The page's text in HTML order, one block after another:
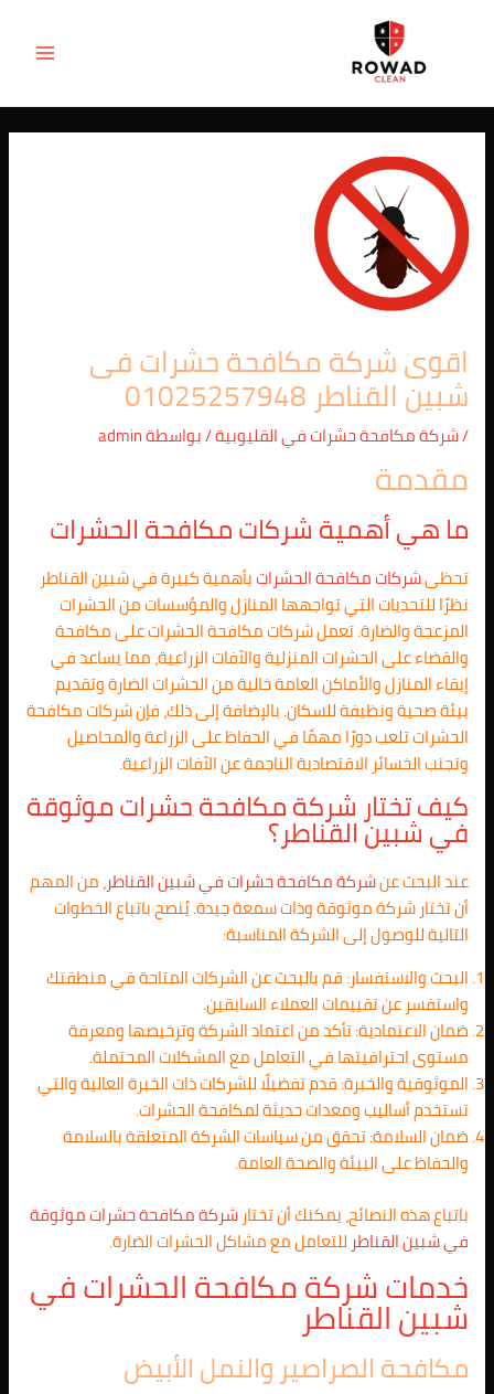
اقوى شركة مكافحة حشرات فى
شبين القناطر 01025257948
/شركة مكافحة حشرات في القليوبية/ بواسطةadmin
مقدمة
ما هي أهمية شركات مكافحة الحشرات
تحظىشركات مكافحة الحشراتبأهمية كبيرة في شبين القناطر
نظرًا للتحديات التي تواجهها المنازل والمؤسسات من الحشرات
المزعجة والضارة. تعمل شركات مكافحة الحشرات على مكافحة
والقضاء على الحشرات المنزلية والآفات الزراعية، مما يساعد في
إبقاء المنازل والأماكن العامة خالية من الحشرات الضارة وتقديم
بيئة صحية ونظيفة للسكان. بالإضافة إلى ذلك، فإن شركات مكافحة
الحشرات تلعب دورًا مهمًا في الحفاظ على الزراعة والمحاصيل
وتجنب الخسائر الاقتصادية الناجمة عن الآفات الزراعية.
كيف تختار شركة مكافحة حشرات موثوقة
في شبين القناطر؟
عند البحث عنشركة مكافحة حشرات في شبين القناطر، من المهم
أن تختار شركة موثوقة وذات سمعة جيدة. يُنصح باتباع الخطوات
التالية للوصول إلى الشركة المناسبة:
البحث والاستفسار: قم بالبحث عن الشركات المتاحة في منطقتك
واستفسر عن تقييمات العملاء السابقين.
ضمان الاعتمادية: تأكد من اعتماد الشركة وترخيصها ومعرفة
مستوى احترافيتها في التعامل مع المشكلات المحتملة.
الموثوقية والخبرة: قدم تفضيلًا للشركات ذات الخبرة العالية والتي
تستخدم أساليب ومعدات حديثة لمكافحة الحشرات.
ضمان السلامة: تحقق من سياسات الشركة المتعلقة بالسلامة
والحفاظ على البيئة والصحة العامة.
باتباع هذه النصائح، يمكنك أن تختارشركة مكافحة حشرات موثوقة
فيشبين القناطر للتعامل مع مشاكل الحشرات الضارة.
خدمات شركة مكافحة الحشرات في
شبين القناطر
مكافحة الصراصير والنمل الأبيض